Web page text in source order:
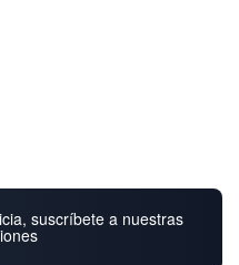
suscríbete a nuestras